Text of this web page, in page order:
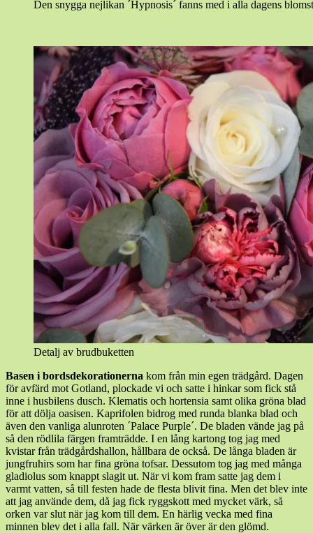
Den snygga nejlikan ´Hypnosis´ fanns med i alla dagens
Detalj av brudbuketten
Basen i bordsdekorationerna kom från min egen trädgård. Dagen
för avfärd mot Gotland, plockade vi och satte i hinkar som fick stå
inne i husbilens dusch. Klematis och hortensia samt olika gröna blad
för att dölja oasisen. Kaprifolen bidrog med runda blanka blad och
även den vanliga alunroten ´Palace Purple´. De bladen vände jag på
så den rödlila färgen framträdde. I en lång kartong tog jag med
kvistar från trädgårdshallon, hållbara de också. De långa bladen är
jungfruhirs som har fina gröna tofsar. Dessutom tog jag med många
gladiolus som knappt slagit ut. När vi kom fram satte jag dem i
varmt vatten, så till festen hade de flesta blivit fina. Men det blev inte
att jag använde dem, då jag fick ryggskott med mycket värk, så
orken var slut när jag kom till dem. En härlig vecka med fina
minnen blev det i alla fall. När värken är över är den glömd.